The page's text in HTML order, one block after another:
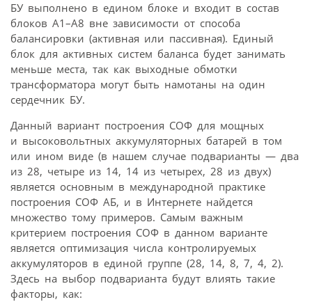
БУ выполнено в едином блоке и входит в состав
блоков A1–A8 вне зависимости от способа
балансировки (активная или пассивная). Единый
блок для активных систем баланса будет занимать
меньше места, так как выходные обмотки
трансформатора могут быть намотаны на один
сердечник БУ.
Данный вариант построения СОФ для мощных
и высоковольтных аккумуляторных батарей в том
или ином виде (в нашем случае подварианты — два
из 28, четыре из 14, 14 из четырех, 28 из двух)
является основным в международной практике
построения СОФ АБ, и в Интернете найдется
множество тому примеров. Самым важным
критерием построения СОФ в данном варианте
является оптимизация числа контролируемых
аккумуляторов в единой группе (28, 14, 8, 7, 4, 2).
Здесь на выбор подварианта будут влиять такие
факторы, как: